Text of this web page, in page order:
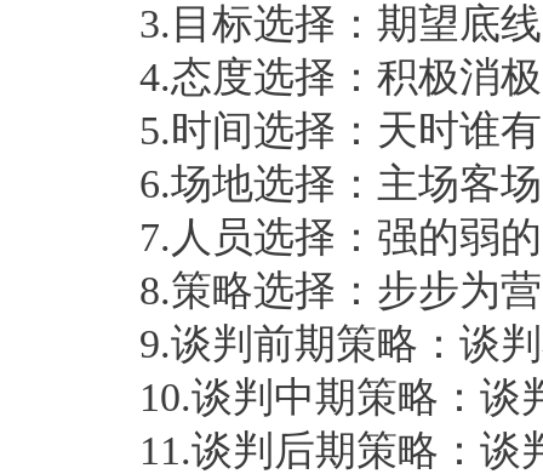
3.目标选择：期望底线
4.态度选择：积极消
5.时间选择：天时谁有
6.场地选择：主场客场
7.人员选择：强的弱的
8.策略选择：步步为营
9.谈判前期策略：谈
10.谈判中期策略：谈
11.谈判后期策略：谈